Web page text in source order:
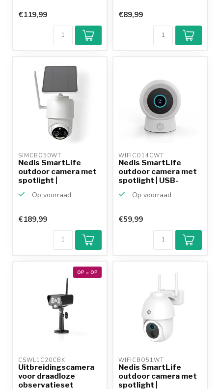
€119,99 €89,99
SIMCBO50WT
Nedis SmartLife
outdoor camera met
spotlight |
Op voorraad
€189,99
WIFICO14CWT
Nedis SmartLife
outdoor camera met
spotlight | USB-
Op voorraad
€59,99
OP = OP
CSWL1C20CBK
Uitbreidingscamera
voor draadloze
observatieset
WIFICBO51WT
Nedis SmartLife
outdoor camera met
spotlight |